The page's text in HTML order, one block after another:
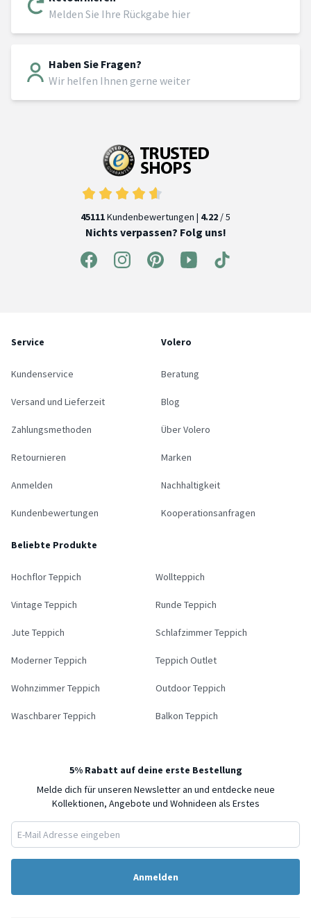
Melden Sie Ihre Rückgabe hier
Haben Sie Fragen?
Wir helfen Ihnen gerne weiter
45111Kundenbewertungen | 4.22 / 5
Nichts verpassen? Folg uns!
Service
Kundenservice
Versand und Lieferzeit
Zahlungsmethoden
Retournieren
Anmelden
Kundenbewertungen
Volero
Beratung
Blog
Über Volero
Marken
Nachhaltigkeit
Kooperationsanfragen
Beliebte Produkte
Hochflor Teppich Wollteppich
Vintage Teppich Runde Teppich
Jute Teppich Schlafzimmer Teppich
Moderner Teppich Teppich Outlet
Wohnzimmer Teppich Outdoor Teppich
Waschbarer Teppich Balkon Teppich
5% Rabatt auf deine erste Bestellung
Melde dich für unseren Newsletter an und entdecke neue
Kollektionen, Angebote und Wohnideen als Erstes
Anmelden